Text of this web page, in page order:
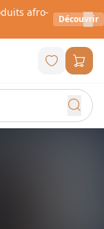
afro-
Découvrir